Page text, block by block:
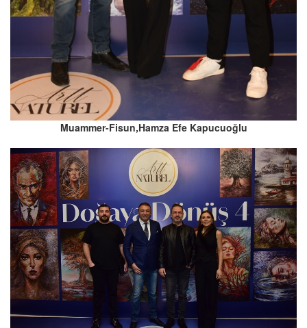
Muammer-Fisun,Hamza Efe Kapucuoğlu